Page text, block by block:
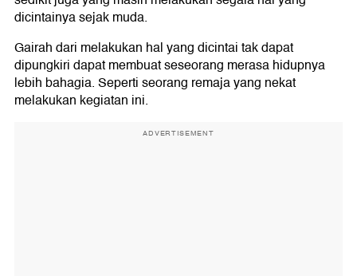
dicintainya sejak muda.
Gairah dari melakukan hal yang dicintai tak dapat
dipungkiri dapat membuat seseorang merasa hidupnya
lebih bahagia. Seperti seorang remaja yang nekat
melakukan kegiatan ini.
ADVERTISEMENT